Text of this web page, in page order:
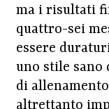
ma i risultati
quattro-sei
essere
uno stile sano
di
altrettanto